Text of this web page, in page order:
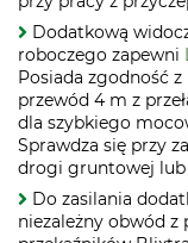
Dodatkową
roboczego zapewni
Posiada zgodność z
przewód 4 m z
dla szybkiego
Sprawdza się przy
drogi gruntowej lub
Do zasilania
niezależny obwód z